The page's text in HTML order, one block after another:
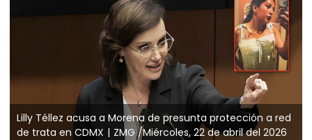
Lilly Téllez acusa a Morena de presunta protección a red
de trata en CDMX
ZMG /Miércoles, 22 de abril del 2026